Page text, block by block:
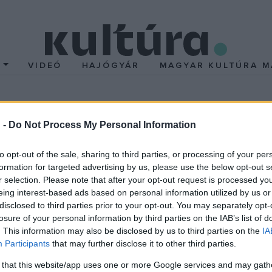
- Do Not Process My Personal Information
opt-out of the sale, sharing to third parties, or processing of your
for targeted advertising by us, please use the below opt-out
selection. Please note that after your opt-out request is processed
interest-based ads based on personal information utilized by us
to third parties prior to your opt-out. You may separately
of your personal information by third parties on the IAB’s list of
This information may also be disclosed by us to third parties on the
Participants that may further disclose it to other third parties.
that this website/app uses one or more Google services and may
VIDEÓ HAJÓGYÁR MAGYAR KULTÚRA
-
és a vele egy időben bemutatásra kerülő könyv - amely
illeszkedik a hazai és a közép-európai
tűzte ki célul. Szellemi előzményként azok az 1980-
megalapozták az 1920-30-as évek Európájában
Kontuly-festmények növekvő műkereskedelmi értéke